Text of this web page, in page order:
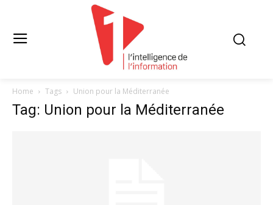
Home Tags Union pour la Méditerranée
Tag: Union pour la Méditerranée